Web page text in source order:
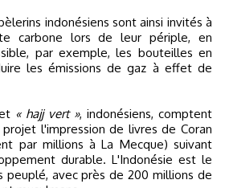
indonésiens sont ainsi invités à
carbone lors de leur périple, en
par exemple, les bouteilles en
les émissions de gaz à effet de
« hajj vert », indonésiens, comptent
l'impression de livres de Coran
par millions à La Mecque) suivant
durable. L'Indonésie est le
peuplé, avec près de 200 millions de